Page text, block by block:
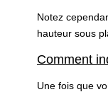
Notez
hauteur sous
Comment
Une fois que